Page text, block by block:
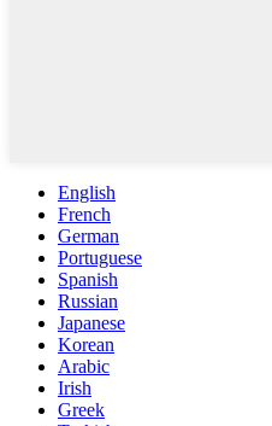
English
French
German
Portuguese
Spanish
Russian
Japanese
Korean
Arabic
Irish
Greek